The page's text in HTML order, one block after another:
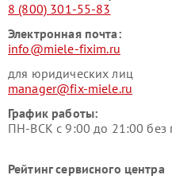
8 (800) 301-55-83
Электронная почта:
info@miele-fixim.ru
для юридических лиц
manager@fix-miele.ru
График работы:
ПН-ВСК с 9:00 до 21:00
Рейтинг сервисного центра